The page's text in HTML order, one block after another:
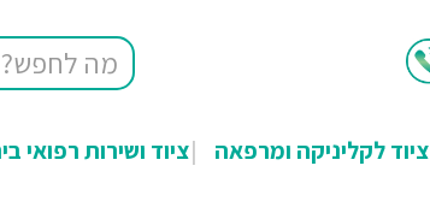
ציוד לקליניקה ומרפאה ציוד ושירות רפואי